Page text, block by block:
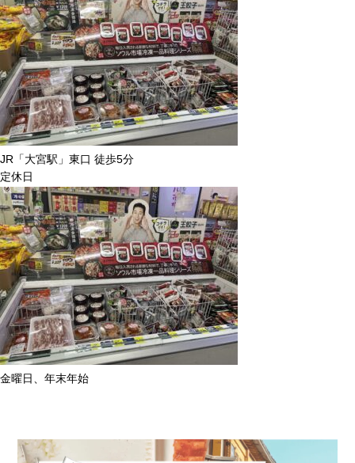
JR「大宮駅」東口 徒歩5分
定休日
金曜日、年末年始